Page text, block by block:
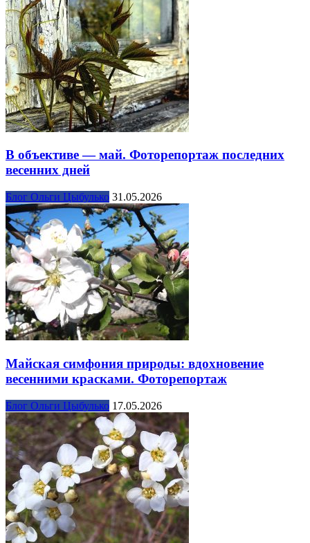
В объективе — май. Фоторепортаж последних
весенних дней
Блог Ольги Цыбулько 31.05.2026
Майская симфония природы: вдохновение
весенними красками. Фоторепортаж
Блог Ольги Цыбулько 17.05.2026